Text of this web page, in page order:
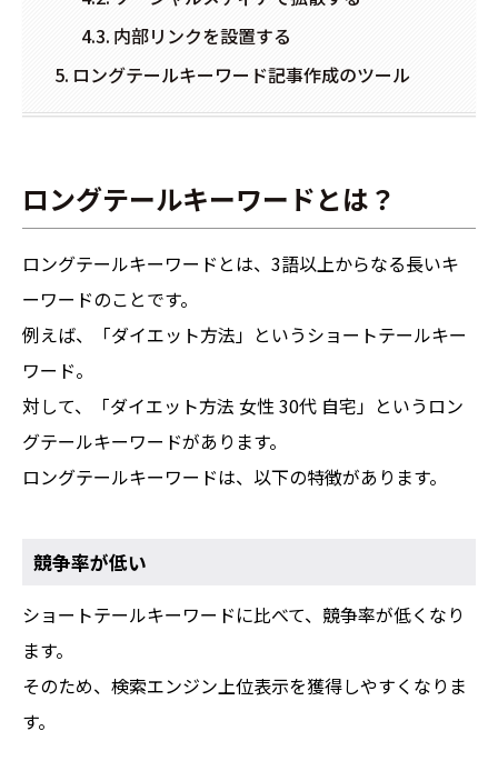
内部リンクを設置する
ロングテールキーワード記事作成のツール
ロングテールキーワードとは？
ロングテールキーワードとは、3語以上からなる長いキ
ーワードのことです。
例えば、「ダイエット方法」というショートテールキー
ワード。
対して、「ダイエット方法 女性 30代 自宅」というロン
グテールキーワードがあります。
ロングテールキーワードは、以下の特徴があります。
競争率が低い
ショートテールキーワードに比べて、競争率が低くなり
ます。
そのため、検索エンジン上位表示を獲得しやすくなりま
す。